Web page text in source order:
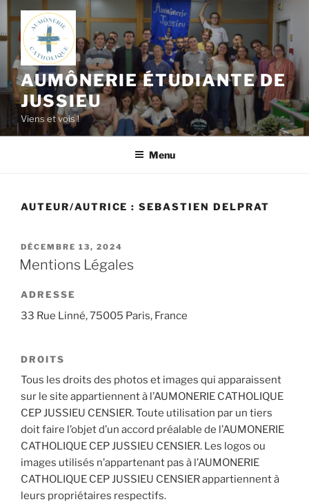
Aller
au
contenu
principal
AUMÔNERIE ÉTUDIANTE DE
JUSSIEU
Viens et vois !
Menu
AUTEUR/AUTRICE :SEBASTIEN DELPRAT
PUBLIÉ
LE
DÉCEMBRE 13, 2024
Mentions Légales
ADRESSE
33 Rue Linné, 75005 Paris, France
DROITS
Tous les droits des photos et images qui apparaissent
sur le site appartiennent à l’AUMONERIE CATHOLIQUE
CEP JUSSIEU CENSIER. Toute utilisation par un tiers
doit faire l’objet d’un accord préalable de l’AUMONERIE
CATHOLIQUE CEP JUSSIEU CENSIER. Les logos ou
images utilisés n’appartenant pas à l’AUMONERIE
CATHOLIQUE CEP JUSSIEU CENSIER appartiennent à
leurs propriétaires respectifs.